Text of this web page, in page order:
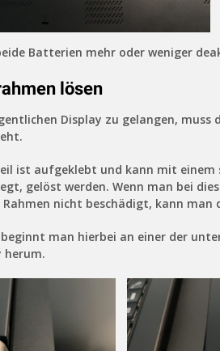
Batterien mehr oder weniger
lösen
Display zu gelangen, muss
ist aufgeklebt und kann mit einem
gelöst werden. Wenn man bei
nicht beschädigt, kann man
man hierbei an einer der
herum.